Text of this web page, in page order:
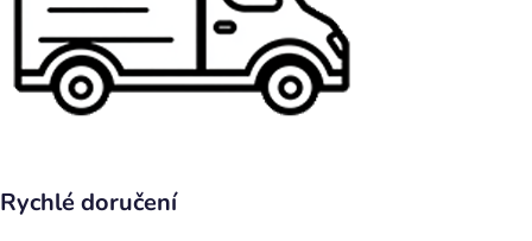
Rychlé doručení